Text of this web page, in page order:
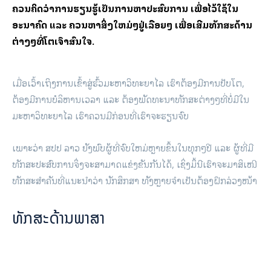
ຄວນຄິດວ່າການຮຽນຮູ້ເປັນການຫາປະສົບການ ເພື່ອໄວ້ໃຊ້ໃນ
ອະນາຄົດ ແລະ ຄວນຫາສິ່ງໃຫມ່ໆຢູ່ເລື້ອຍໆ ເພື່ອເສີມທັກສະດ້ານ
ຕ່າງໆທີ່ໂຕເຈົ້າສົນໃຈ.
ເມື່ອເວົ້າເຖິງການເຂົ້າສູ່ຮົ້ວມະຫາວິທະຍາໄລ ເຮົາຕ້ອງມີການປັບໂຕ,
ຕ້ອງມີການບໍລິຫານເວລາ ແລະ ຕ້ອງພັດທະນາທັກສະຕ່າງໆທີ່ບໍ່ມີໃນ
ມະຫາວິທະຍາໄລ ເຮົາຄວນມີກ່ອນທີ່ເຮົາຈະຮຽນຈົບ
ເພາະວ່າ ສປປ ລາວ ຍັງພົບຜູ້ທີ່ຈົບໃຫມ່ຫຼາຍຂຶ້ນໃນທຸກໆປີ ແລະ ຜູ້ທີ່ມີ
ທັກສະປະສົບການຈຶ່ງຈະສາມາດແຂ່ງຂັນກັນໄດ້, ເຊິ່ງມຶ້ນີເຮົາຈະມາສິເໜີ
ທັກສະສຳຄັນທີ່ແນະນຳວ່າ ນັກສຶກສາ ທັງຫຼາຍຈຳເປັນຕ້ອງຝຶກລ່ວງໜ້າ
ທັກສະດ້ານພາສາ